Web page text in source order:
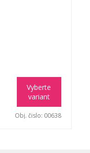
Vyberte
variant
Obj. čislo: 00638